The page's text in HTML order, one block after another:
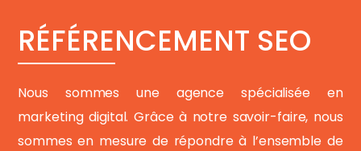
RÉFÉRENCEMENT SEO
Nous sommes une agence spécialisée en
marketing digital. Grâce à notre savoir-faire, nous
sommes en mesure de répondre à l’ensemble de